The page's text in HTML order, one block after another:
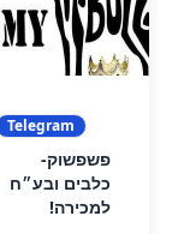
Telegram
פשפשוק-
כלבים ובע״ח
למכירה!